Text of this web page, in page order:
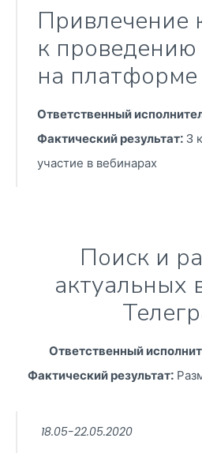
Привлечение
к
на
Ответственный
Фактический результат:3
участие в вебинарах
Поиск и
актуальных
Ответственный
Фактический результат:
18.05-22.05.2020